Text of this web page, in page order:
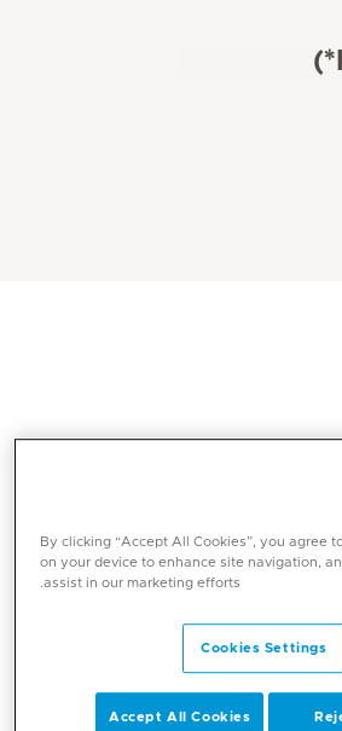
Mediclinic Middle East
By clicking “Accept All Cookies”, you agree
on your device to enhance site navigation,
assist in our marketing efforts.
Cookies Settings
Accept All Cookies